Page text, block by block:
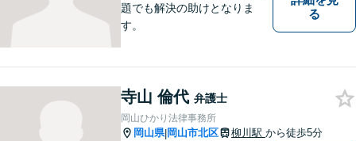
題でも解決の助けとなりま
す。
る
寺山 倫代 弁護士
岡山ひかり法律事務所
岡山県|岡山市北区 柳川駅 から徒歩5分